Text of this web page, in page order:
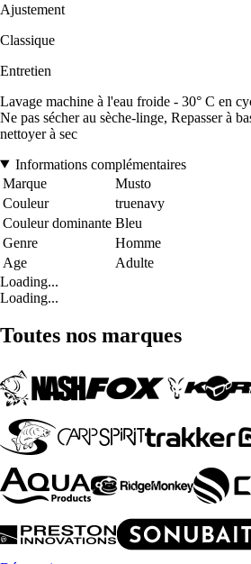
Ajustement
Classique
Entretien
Lavage machine à l'eau froide - 30° C en
Ne pas sécher au sèche-linge, Repasser à
nettoyer à sec
Informations complémentaires
Marque
Musto
Couleur
truenavy
Couleur dominante Bleu
Genre
Homme
Age
Adulte
Loading...
Loading...
Toutes nos marques